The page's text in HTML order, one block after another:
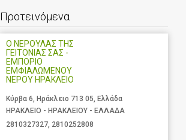
Προτεινόμενα
Ο ΝΕΡΟΥΛΑΣ ΤΗΣ
ΓΕΙΤΟΝΙΑΣ ΣΑΣ -
ΕΜΠΟΡΙΟ
ΕΜΦΙΑΛΩΜΕΝΟΥ
ΝΕΡΟΥ ΗΡΑΚΛΕΙΟ
Κύρβα 6, Ηράκλειο 713 05, Ελλάδα
ΗΡΑΚΛΕΙΟ - ΗΡΑΚΛΕΙΟΥ - ΕΛΛΑΔΑ
2810327327 2810252808